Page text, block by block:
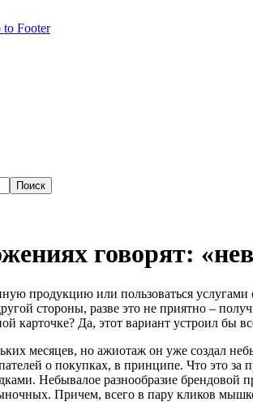
to Footer
говорят:
продукцию или пользоваться
стороны, разве это не приятно –
карточке? Да, этот вариант устроил
месяцев, но ажиотаж он уже создал
о покупках, в принципе. Что это
Небывалое разнообразие брендовой
Причем, всего в пару кликов